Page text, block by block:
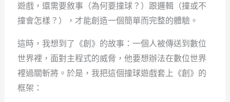
遊戲，還需要敘事（為何要撞球？）跟邏輯（撞或不
撞會怎樣？），才能創造一個簡單而完整的體驗。
這時，我想到了《創》的故事：一個人被傳送到數位
世界裡，面對主程式的威脅，他要想辦法在數位世界
裡過關斬將。於是，我把這個撞球遊戲套上《創》的
框架：